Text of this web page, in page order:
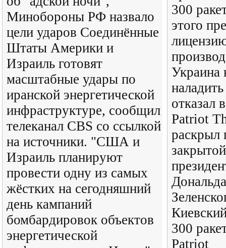
Минобороны РФ назвало
цели ударов Соединённые
Штаты Америки и
Израиль готовят
масштабные удары по
иранской энергетической
инфраструктуре, сообщил
телеканал CBS со ссылкой
на источники. "США и
Израиль планируют
провести одну из самых
жёстких на сегодняшний
день кампаний
бомбардировок объектов
энергетической
300
этого
Украина
отказал
Patriot
раскрыл
300
Patriot